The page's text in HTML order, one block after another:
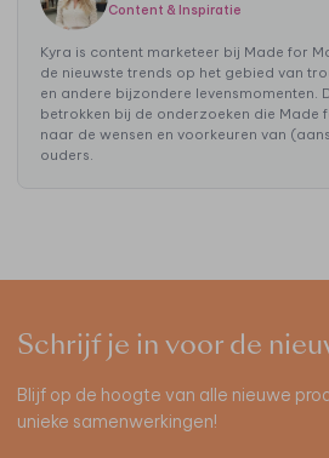
Content & Inspiratie
Kyra is content marketeer bij Made for
de nieuwste trends op het gebied van
en andere bijzondere levensmomenten.
betrokken bij de onderzoeken die Made
naar de wensen en voorkeuren van
ouders.
Schrijf je in voor de
Blijf op de hoogte van alle nieuwe
unieke samenwerkingen!